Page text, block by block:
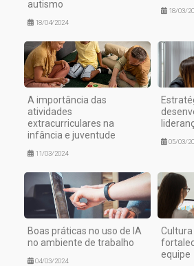
autismo
18/04/2024
18/03/
A importância das
atividades
extracurriculares na
infância e juventude
11/03/2024
05/03/
Boas práticas no uso de IA
no ambiente de trabalho
04/03/2024
equipe